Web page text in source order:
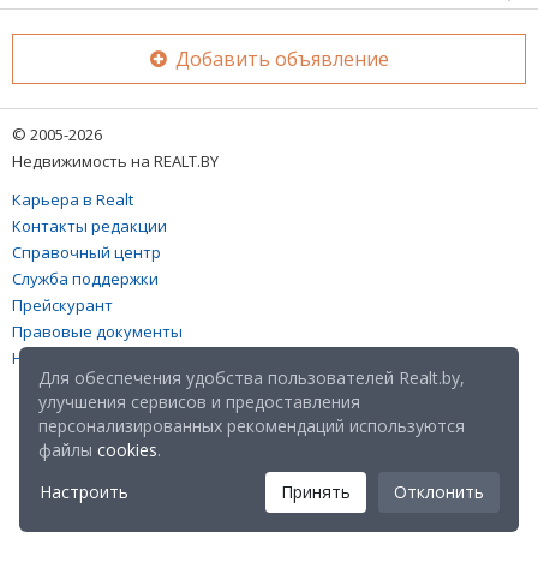
Добавить объявление
© 2005-2026
Недвижимость на REALT.BY
Карьера в Realt
Контакты редакции
Справочный центр
Служба поддержки
Прейскурант
Правовые документы
Настройка файлов cookies
Для обеспечения удобства пользователей Realt.by,
улучшения сервисов и предоставления
персонализированных рекомендаций используются
файлы cookies.
Настроить
Принять Отклонить